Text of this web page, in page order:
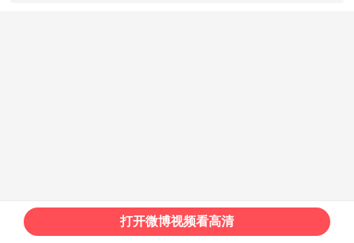
打开微博视频看高清